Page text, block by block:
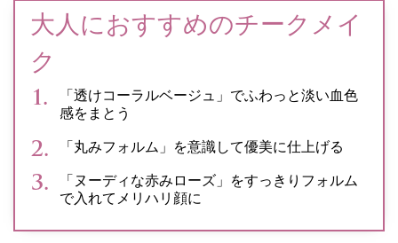
大人におすすめのチークメイ
ク
「透けコーラルベージュ」でふわっと淡い血色
感をまとう
「丸みフォルム」を意識して優美に仕上げる
「ヌーディな赤みローズ」をすっきりフォルム
で入れてメリハリ顔に